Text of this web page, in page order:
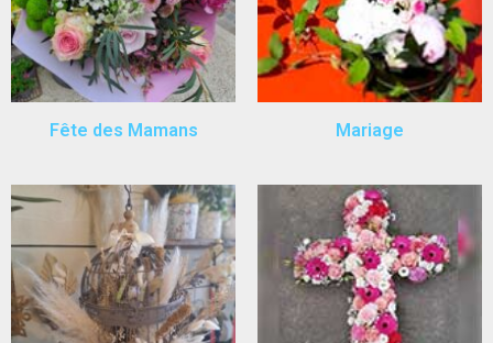
Fête des Mamans Mariage